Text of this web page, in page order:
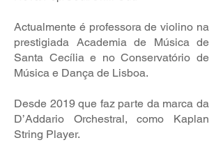
Actualmente é professora de violino na
prestigiada Academia de Música de
Santa Cecília e no Conservatório de
Música e Dança de Lisboa.
Desde 2019 que faz parte da marca da
D’Addario Orchestral, como Kaplan
String Player.